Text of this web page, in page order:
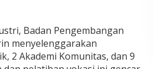
Badan Pengembangan
menyelenggarakan
2 Akademi Komunitas, dan 9